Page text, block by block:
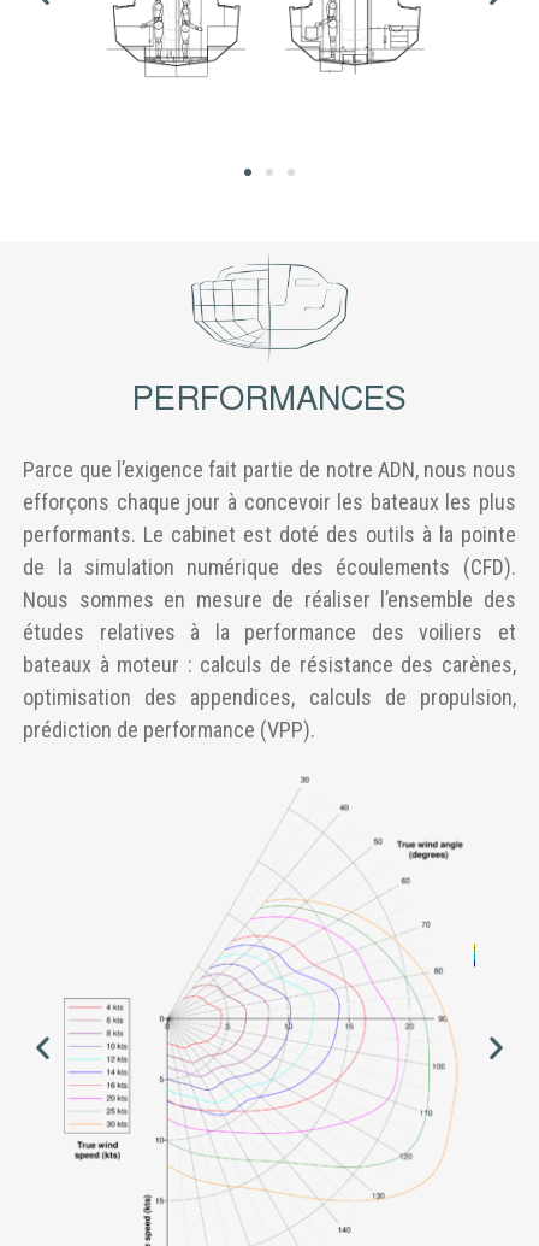
PERFORMANCES
Parce que l’exigence fait partie de notre ADN, nous nous
efforçons chaque jour à concevoir les bateaux les plus
performants. Le cabinet est doté des outils à la pointe
de la simulation numérique des écoulements (CFD).
Nous sommes en mesure de réaliser l’ensemble des
études relatives à la performance des voiliers et
bateaux à moteur : calculs de résistance des carènes,
optimisation des appendices, calculs de propulsion,
prédiction de performance (VPP).